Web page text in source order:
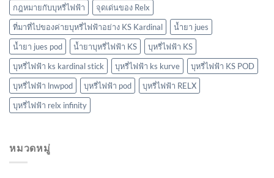
กฎหมายกับบุหรี่ไฟฟ้า
จุดเด่นของ Relx
ที่มาที่ไปของค่ายบุหรี่ไฟฟ้าอย่าง KS Kardinal
น้ำยา jues
น้ำยา jues pod
น้ำยาบุหรี่ไฟฟ้า KS
บุหรี่ไฟฟ้า KS
บุหรี่ไฟฟ้า ks kardinal stick
บุหรี่ไฟฟ้า ks kurve
บุหรี่ไฟฟ้า KS POD
บุหรี่ไฟฟ้า lnwpod
บุหรี่ไฟฟ้า pod
บุหรี่ไฟฟ้า RELX
บุหรี่ไฟฟ้า relx infinity
หมวดหมู่